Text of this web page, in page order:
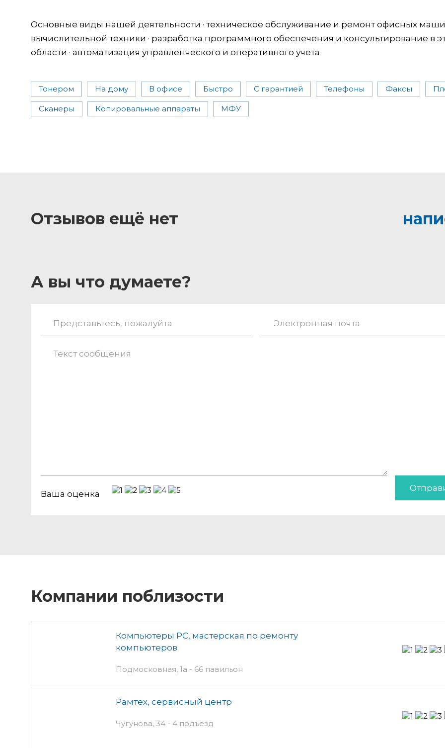
Основные виды нашей деятельности · техническое обслуживание и ремонт офисных
вычислительной техники · разработка программного обеспечения и консультирование в
области · автоматизация управленческого и оперативного учета
Тонером На дому В офисе Быстро С гарантией Телефоны Факсы
Сканеры Копировальные аппараты МФУ
Отзывов ещё нет
А вы что думаете?
Ваша оценка
Компании поблизости
Компьютеры PC, мастерская по ремонту
компьютеров
Подмосковная, 1а - 66 павильон
Рамтех, сервисный центр
Чугунова, 34 - 4 подъезд